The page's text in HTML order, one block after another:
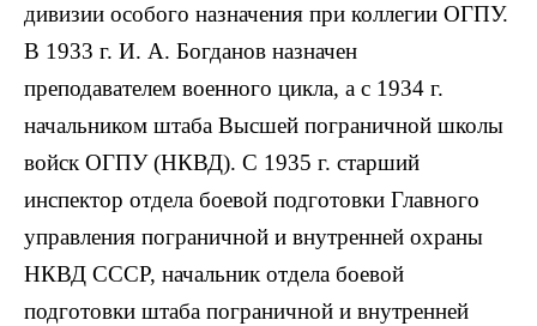
дивизии особого назначения при коллегии ОГПУ.
В 1933 г. И. А. Богданов назначен
преподавателем военного цикла, а с 1934 г.
начальником штаба Высшей пограничной школы
войск ОГПУ (НКВД). С 1935 г. старший
инспектор отдела боевой подготовки Главного
управления пограничной и внутренней охраны
НКВД СССР, начальник отдела боевой
подготовки штаба пограничной и внутренней